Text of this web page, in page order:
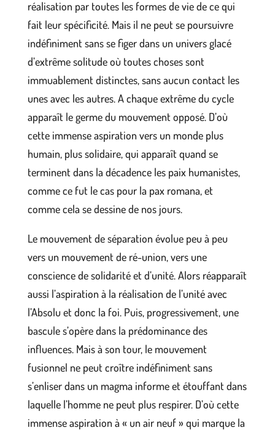
réalisation par toutes les formes de vie de ce qui
fait leur spécificité. Mais il ne peut se poursuivre
indéfiniment sans se figer dans un univers glacé
d’extrême solitude où toutes choses sont
immuablement distinctes, sans aucun contact les
unes avec les autres. A chaque extrême du cycle
apparaît le germe du mouvement opposé. D’où
cette immense aspiration vers un monde plus
humain, plus solidaire, qui apparaît quand se
terminent dans la décadence les paix humanistes,
comme ce fut le cas pour la pax romana, et
comme cela se dessine de nos jours.
Le mouvement de séparation évolue peu à peu
vers un mouvement de ré-union, vers une
conscience de solidarité et d’unité. Alors réapparaît
aussi l’aspiration à la réalisation de l’unité avec
l’Absolu et donc la foi. Puis, progressivement, une
bascule s’opère dans la prédominance des
influences. Mais à son tour, le mouvement
fusionnel ne peut croître indéfiniment sans
s’enliser dans un magma informe et étouffant dans
laquelle l’homme ne peut plus respirer. D’où cette
immense aspiration à « un air neuf » qui marque la